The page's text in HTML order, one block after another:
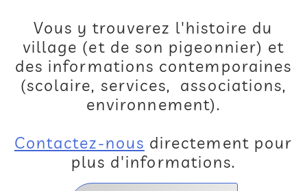
Vous y trouverez l'histoire du
village (et de son pigeonnier) et
des informations contemporaines
(scolaire, services, associations,
environnement).
Contactez-nous directement pour
plus d'informations.